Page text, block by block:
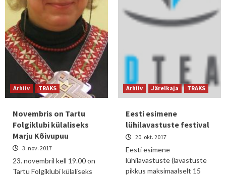
Arhiiv TRAKS
Novembris on Tartu
Folgiklubi külaliseks
Marju Kõivupuu
3. nov. 2017
23. novembril kell 19.00 on
Tartu Folgiklubi külaliseks
Arhiiv Järelkaja TRAKS
Eesti esimene
lühilavastuste festival
20. okt. 2017
Eesti esimene
lühilavastuste (lavastuste
pikkus maksimaalselt 15